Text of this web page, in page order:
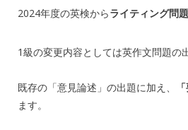
2024年度の英検からライティング問
1級の変更内容としては英作文問題の
既存の「意見論述」の出題に加え、
ます。